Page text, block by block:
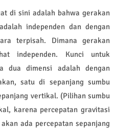
di sini adalah bahwa gerakan
independen dan dengan
terpisah. Dimana gerakan
independen. Kunci untuk
dua dimensi adalah dengan
satu di sepanjang sumbu
vertikal. (Pilihan sumbu
karena percepatan gravitasi
ada percepatan sepanjang